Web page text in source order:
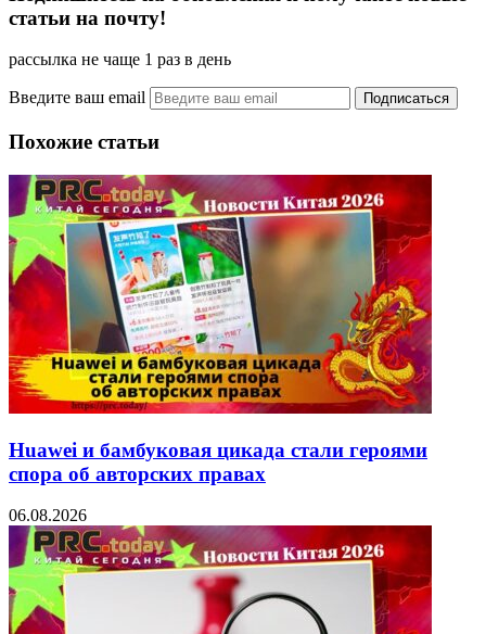
статьи на почту!
рассылка не чаще 1 раз в день
Введите ваш email
Похожие статьи
Huawei и бамбуковая цикада стали героями
спора об авторских правах
06.08.2026